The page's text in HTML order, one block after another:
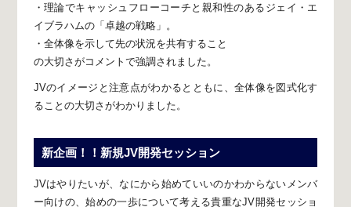
・理論でキャッシュフローコーチと親和性のある ジェイ・エ
イブラハムの「卓越の戦略」。
・全体像を示して先の状況を共有すること
の大切さがコメントで強調されました。
JVのイメージと注意点がわかるとともに、全体像を図式化す
ることの大切さがわかりました。
新企画！！新規JV開発セッション
JVはやりたいが、なにから始めていいのかわからないメンバ
ー向けの、始めの一歩について考える貴重なJV開発セッショ